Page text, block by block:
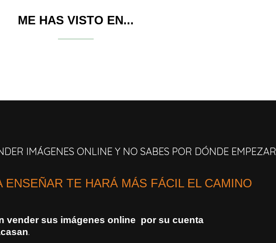
ME HAS VISTO EN...
IMÁGENES ONLINE Y NO SABES POR DÓNDE EMPEZAR
ENSEÑAR TE HARÁ MÁS FÁCIL EL CAMINO
vender sus imágenes online por su cuenta
.